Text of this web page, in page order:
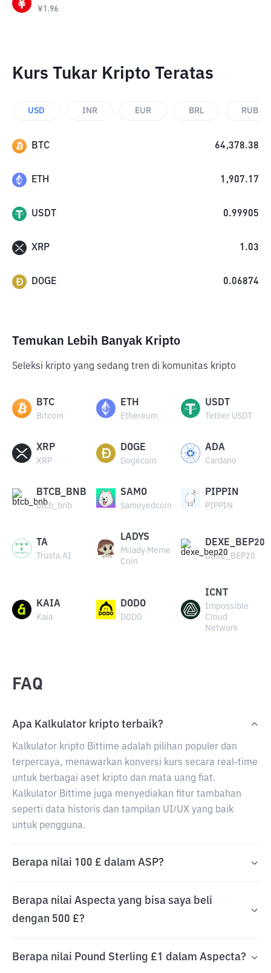
¥1.96
Kurs Tukar Kripto Teratas
USD INR EUR BRL RUB
BTC 64,378.38
ETH 1,907.17
USDT 0.99905
XRP 1.03
DOGE 0.06874
Temukan Lebih Banyak Kripto
Seleksi kripto yang sedang tren di komunitas kripto
BTC
Bitcoin
ETH
Ethereum
USDT
Tether USDT
XRP
XRP
DOGE
Dogecoin
ADA
Cardano
BTCB_BNB
btcb_bnb
SAMO
Samoyedcoin
PIPPIN
PIPPIN
TA
Trusta.AI
LADYS
Milady Meme
Coin
DEXE_BEP20
DEXE_BEP20
KAIA
Kaia
DODO
DODO
ICNT
Impossible
Cloud
Network
FAQ
Apa Kalkulator kripto terbaik?
Kalkulator kripto Bittime adalah pilihan populer dan
terpercaya, menawarkan konversi kurs secara real-time
untuk berbagai aset kripto dan mata uang fiat.
Kalkulator Bittime juga menyediakan fitur tambahan
seperti data historis dan tampilan UI/UX yang baik
untuk pengguna.
Berapa nilai 100 £ dalam ASP?
Berapa nilai Aspecta yang bisa saya beli
dengan 500 £?
Berapa nilai Pound Sterling £1 dalam Aspecta?